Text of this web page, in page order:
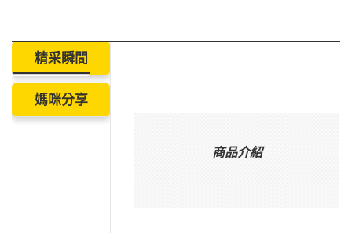
精采瞬間
媽咪分享
商品介紹